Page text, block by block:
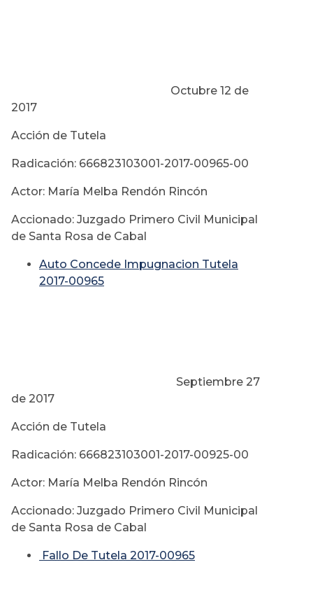
Octubre 12 de
2017
Acción de Tutela
Radicación: 666823103001-2017-00965-00
Actor: María Melba Rendón Rincón
Accionado: Juzgado Primero Civil Municipal
de Santa Rosa de Cabal
Auto Concede Impugnacion Tutela
2017-00965
Septiembre 27
de 2017
Acción de Tutela
Radicación: 666823103001-2017-00925-00
Actor: María Melba Rendón Rincón
Accionado: Juzgado Primero Civil Municipal
de Santa Rosa de Cabal
Fallo De Tutela 2017-00965